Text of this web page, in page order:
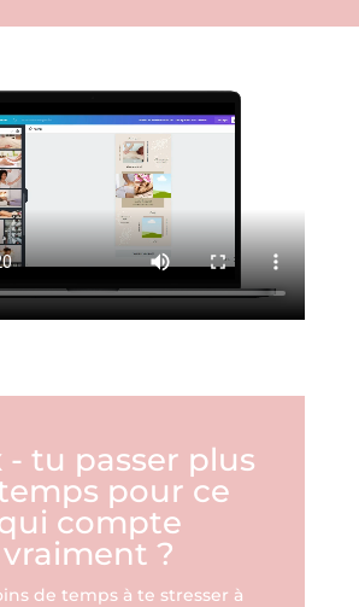
- tu passer plus
pour ce
compte
vraiment ?
de temps à te stresser à